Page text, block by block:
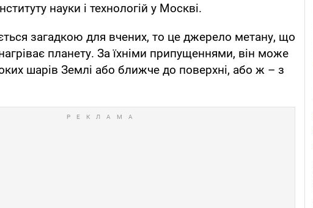
науки і технологій у Москві.
загадкою для вчених, то це джерело метану, що
планету. За їхніми припущеннями, він може
шарів Землі або ближче до поверхні, або ж – з